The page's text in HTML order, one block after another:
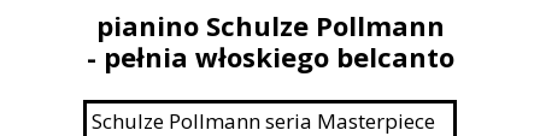
pianino Schulze Pollmann
- pełnia włoskiego belcanto
Schulze Pollmann seria Masterpiece